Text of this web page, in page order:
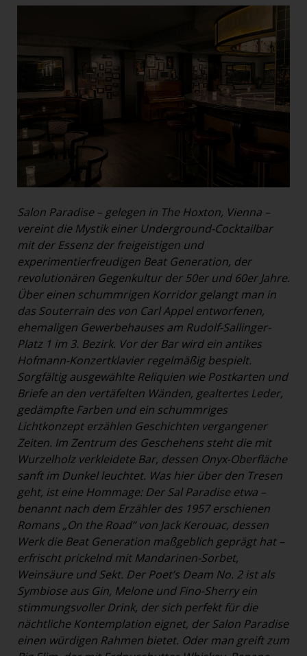
Salon Paradise – gelegen in The Hoxton, Vienna –
vereint die Mystik einer Underground-Cocktailbar
mit der Essenz der freigeistigen und
experimentierfreudigen Beat Generation, der
revolutionären Gegenkultur der 50er und 60er Jahre.
Über einen schummrigen Korridor gelangt man in
das Souterrain des von Carl Appel entworfenen,
ehemaligen Gewerbehauses am Rudolf-Sallinger-
Platz 1 im 3. Bezirk. Vor der Bar wird ein antikes
Hofmann-Konzertklavier regelmäßig bespielt.
Sorgfältig ausgewählte Reliquien wie Postkarten und
Briefe an den vertäfelten Wänden, gealtertes Leder,
gedämpfte Farben und ein schummriges
Lichtkonzept erzählen Geschichten vergangener
Zeiten. Im Zentrum des Geschehens steht die mit
Wurzelholz verkleidete Bar, dessen Onyx-Oberfläche
sanft im Dunkel leuchtet. Was hier über den Tresen
geht, ist eine Hommage: Der Sal Paradise etwa –
benannt nach dem Erzähler des 1957 erschienen
Romans „On the Road“ von Jack Kerouac, dessen
Werk die Beat Generation maßgeblich geprägt hat –
erfrischt prickelnd mit Mandarinen-Sorbet,
Weinsäure und Sekt. Der Poet’s Deam No. 2 ist als
Symbiose aus Gin, Melone und Fino-Sherry ein
stimmungsvoller Drink, der sich perfekt für die
nächtliche Kontemplation eignet, der Salon Paradise
einen würdigen Rahmen bietet. Oder man greift zum